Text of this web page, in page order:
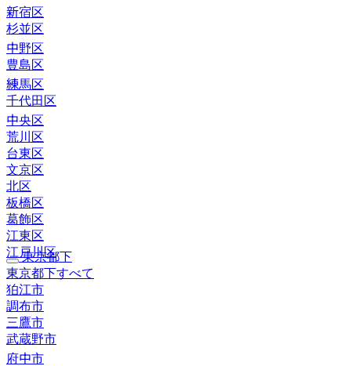
新宿区
杉並区
中野区
豊島区
練馬区
千代田区
中央区
荒川区
台東区
文京区
北区
板橋区
葛飾区
江東区
江戸川区
東京都下
東京都下すべて
狛江市
調布市
三鷹市
武蔵野市
府中市